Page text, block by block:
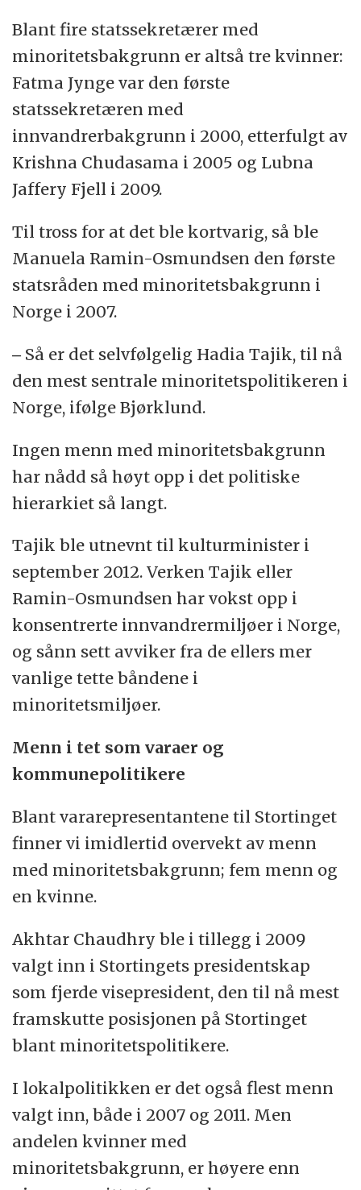
Blant fire statssekretærer med
minoritetsbakgrunn er altså tre kvinner:
Fatma Jynge var den første
statssekretæren med
innvandrerbakgrunn i 2000, etterfulgt av
Krishna Chudasama i 2005 og Lubna
Jaffery Fjell i 2009.
Til tross for at det ble kortvarig, så ble
Manuela Ramin-Osmundsen den første
statsråden med minoritetsbakgrunn i
Norge i 2007.
‒ Så er det selvfølgelig Hadia Tajik, til nå
den mest sentrale minoritetspolitikeren i
Norge, ifølge Bjørklund.
Ingen menn med minoritetsbakgrunn
har nådd så høyt opp i det politiske
hierarkiet så langt.
Tajik ble utnevnt til kulturminister i
september 2012. Verken Tajik eller
Ramin-Osmundsen har vokst opp i
konsentrerte innvandrermiljøer i Norge,
og sånn sett avviker fra de ellers mer
vanlige tette båndene i
minoritetsmiljøer.
Menn i tet som varaer og
kommunepolitikere
Blant vararepresentantene til Stortinget
finner vi imidlertid overvekt av menn
med minoritetsbakgrunn; fem menn og
en kvinne.
Akhtar Chaudhry ble i tillegg i 2009
valgt inn i Stortingets presidentskap
som fjerde visepresident, den til nå mest
framskutte posisjonen på Stortinget
blant minoritetspolitikere.
I lokalpolitikken er det også flest menn
valgt inn, både i 2007 og 2011. Men
andelen kvinner med
minoritetsbakgrunn, er høyere enn